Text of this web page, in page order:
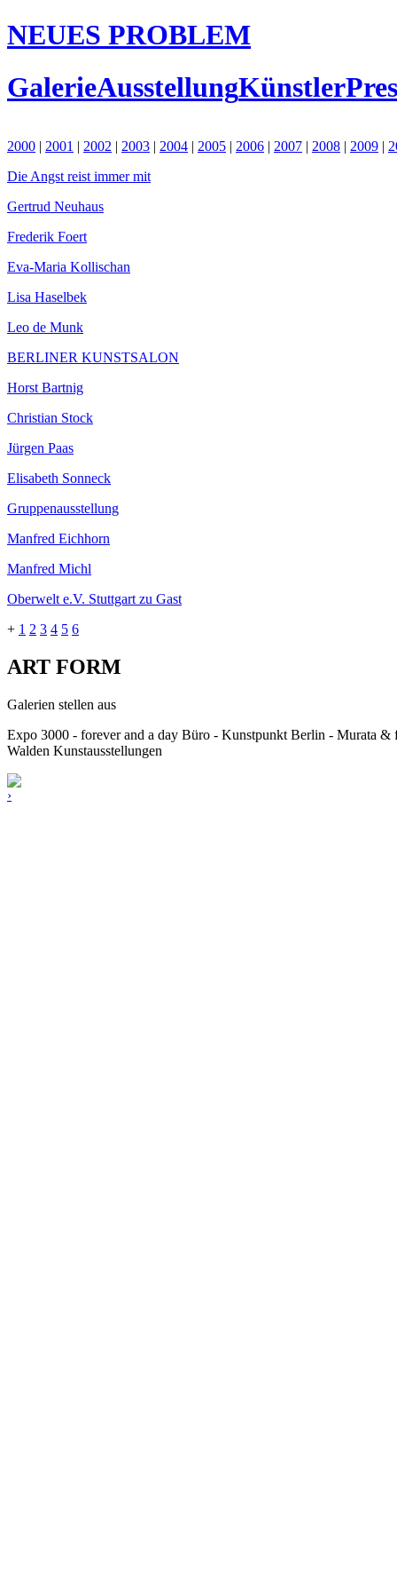
NEUES PROBLEM
GalerieAusstellungKünstler
2000 | 2001 | 2002 | 2003 | 2004 | 2005 | 2006 | 2007 | 2008 | 2009 |
Die Angst reist immer mit
Gertrud Neuhaus
Frederik Foert
Eva-Maria Kollischan
Lisa Haselbek
Leo de Munk
BERLINER KUNSTSALON
Horst Bartnig
Christian Stock
Jürgen Paas
Elisabeth Sonneck
Gruppenausstellung
Manfred Eichhorn
Manfred Michl
Oberwelt e.V. Stuttgart zu Gast
+ 1 2 3 4 5 6
ART FORM
Galerien stellen aus
Expo 3000 - forever and a day Büro - Kunstpunkt Berlin - Murata
Walden Kunstausstellungen
›